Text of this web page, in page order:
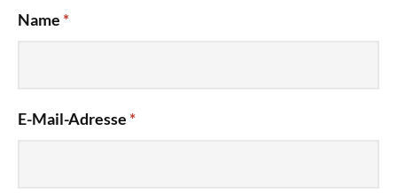
Name *
E-Mail-Adresse *